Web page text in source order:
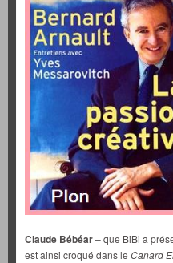
Claude Bébéar– que BiBi a
est ainsi croqué dans le Canard